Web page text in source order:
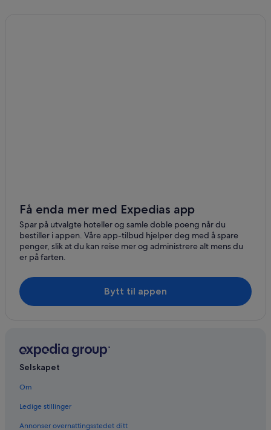
Få enda mer med Expedias app
Spar på utvalgte hoteller og samle doble poeng når du
bestiller i appen. Våre app-tilbud hjelper deg med å spare
penger, slik at du kan reise mer og administrere alt mens du
er på farten.
Bytt til appen
Selskapet
Om
Ledige stillinger
Annonser overnattingsstedet ditt